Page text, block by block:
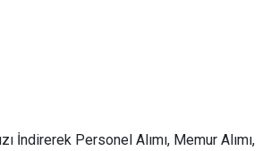
İndirerek Personel Alımı, Memur Alımı,